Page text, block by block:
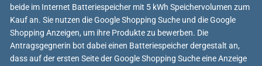
beide im Internet Batteriespeicher mit 5 kWh Speichervolumen zum
Kauf an. Sie nutzen die Google Shopping Suche und die Google
Shopping Anzeigen, um ihre Produkte zu bewerben. Die
Antragsgegnerin bot dabei einen Batteriespeicher dergestalt an,
dass auf der ersten Seite der Google Shopping Suche eine Anzeige